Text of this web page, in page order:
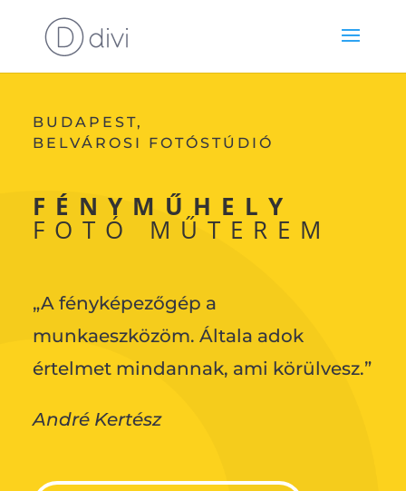
BUDAPEST,
BELVÁROSI FOTÓSTÚDIÓ
FÉNYMŰHELY
FOTÓ MŰTEREM
„A fényképezőgép a
munkaeszközöm. Általa adok
értelmet mindannak, ami körülvesz.”
André Kertész